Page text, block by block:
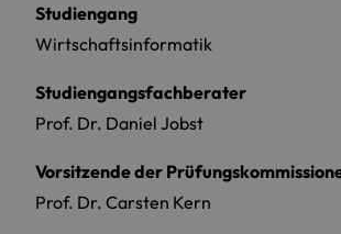
Studiengang
Wirtschaftsinformatik
Studiengangsfachberater
Prof. Dr. Daniel Jobst
Vorsitzende der
Prof. Dr. Carsten Kern